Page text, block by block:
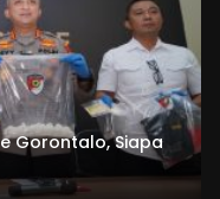
Gorontalo, Siapa